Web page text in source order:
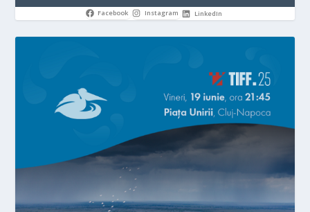
Facebook Instagram LinkedIn